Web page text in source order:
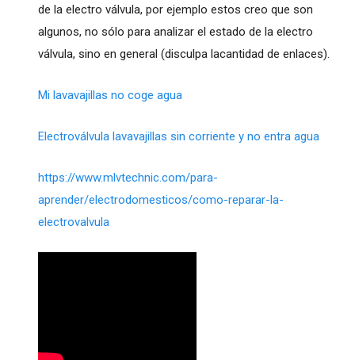
de la electro válvula, por ejemplo estos creo que son
algunos, no sólo para analizar el estado de la electro
válvula, sino en general (disculpa lacantidad de enlaces).
Mi lavavajillas no coge agua
Electroválvula lavavajillas sin corriente y no entra agua
https://www.mlvtechnic.com/para-
aprender/electrodomesticos/como-reparar-la-
electrovalvula